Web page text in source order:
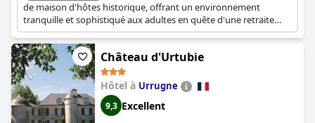
de maison d'hôtes historique, offrant un environnement
tranquille et sophistiqué aux adultes en quête d'une retraite
raffinée.
Château d'Urtubie
Hôtel à Urrugne
9,3 Excellent